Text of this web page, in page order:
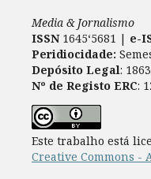
Media & Jornalismo
ISSN 1645‘5681 | e-
Peridiocidade:
Depósito Legal:
Nº de Registo ERC:
Este trabalho está
Creative Commons -